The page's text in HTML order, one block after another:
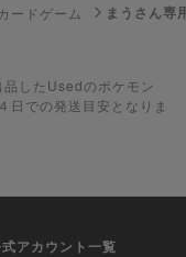
ードゲーム まうさん専
品したUsedのポケモン
日での発送目安となりま
アカウント一覧